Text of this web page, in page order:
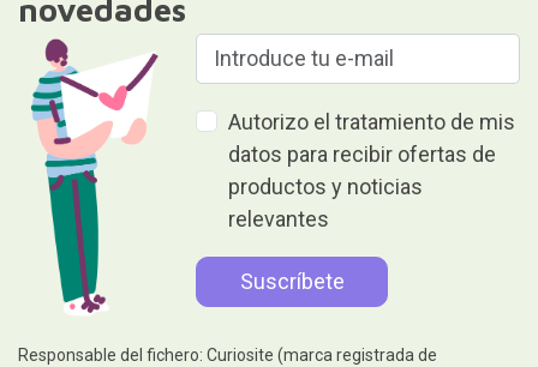
novedades
Autorizo el tratamiento de mis
datos para recibir ofertas de
productos y noticias
relevantes
Responsable del fichero: Curiosite (marca registrada de